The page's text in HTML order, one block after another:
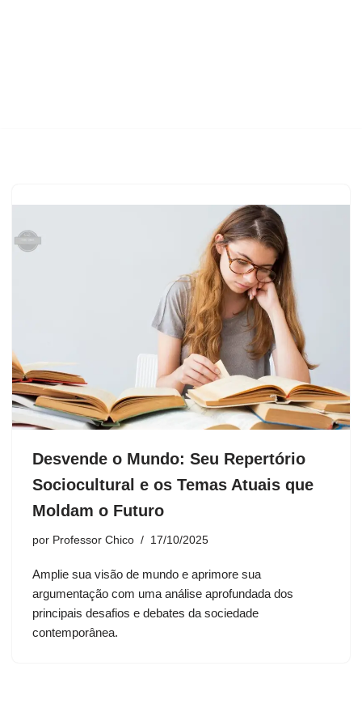
Desvende o Mundo: Seu Repertório
Sociocultural e os Temas Atuais que
Moldam o Futuro
por Professor Chico 17/10/2025
Amplie sua visão de mundo e aprimore sua
argumentação com uma análise aprofundada dos
principais desafios e debates da sociedade
contemporânea.